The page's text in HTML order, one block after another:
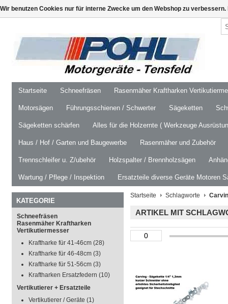
Startseite Schneefräsen Rasenmäher Kraftharken
Motorsägen Führungsschienen / Schwerter Sägeketten
Sägeketten schärfen Alles für die Holzernte ( Werkzeuge
Haus / Hof / Garten und Baugewerbe Rasenmäher und Zubehör
Trennschleifer u. Z/ubehör Holzspalter / Brennholzsägen
Wartung / Pflege / Inspektion Ersatzteile diverse Geräte Motoren
KATEGORIE
Schneefräsen
Rasenmäher Kraftharken
Vertikutiermesser
Kraftharke für 41-46cm (28)
Kraftharke für 46-48cm (3)
Kraftharke für 51-56cm (3)
Kraftharken Ersatzfedern (10)
Vertikutierer + Ersatzteile
Vertikutierer / Geräte (1)
Startseite Schlagworte
ARTIKEL MIT
Wir benutzen Cookies nur für interne Zwecke um den Webshop zu